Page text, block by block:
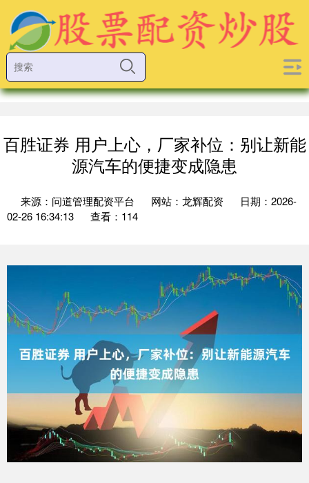
百胜证券 用户上心，厂家补位：别让新能
源汽车的便捷变成隐患
来源：问道管理配资平台 网站：龙辉配资
日期：2026-
02-26 16:34:13
查看：114